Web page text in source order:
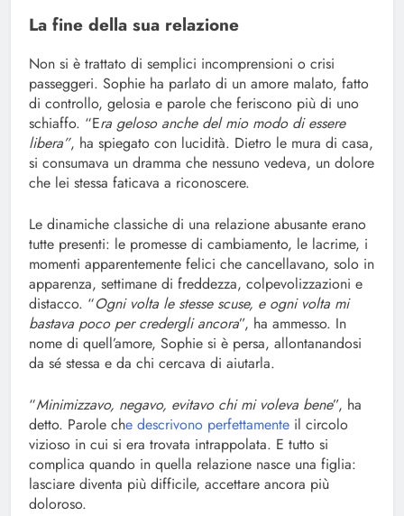
La fine della sua relazione
Non si è trattato di semplici incomprensioni o crisi
passeggeri. Sophie ha parlato di un amore malato, fatto
di controllo, gelosia e parole che feriscono più di uno
schiaffo. “Era geloso anche del mio modo di essere
libera”, ha spiegato con lucidità. Dietro le mura di casa,
si consumava un dramma che nessuno vedeva, un dolore
che lei stessa faticava a riconoscere.
Le dinamiche classiche di una relazione abusante erano
tutte presenti: le promesse di cambiamento, le lacrime, i
momenti apparentemente felici che cancellavano, solo in
apparenza, settimane di freddezza, colpevolizzazioni e
distacco. “Ogni volta le stesse scuse, e ogni volta mi
bastava poco per credergli ancora”, ha ammesso. In
nome di quell’amore, Sophie si è persa, allontanandosi
da sé stessa e da chi cercava di aiutarla.
“Minimizzavo, negavo, evitavo chi mi voleva bene”, ha
detto. Parole che descrivono perfettamente il circolo
vizioso in cui si era trovata intrappolata. E tutto si
complica quando in quella relazione nasce una figlia:
lasciare diventa più difficile, accettare ancora più
doloroso.